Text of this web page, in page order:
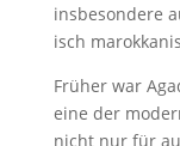
ins­beson­dere
isch
Früher war
eine der
nicht nur für